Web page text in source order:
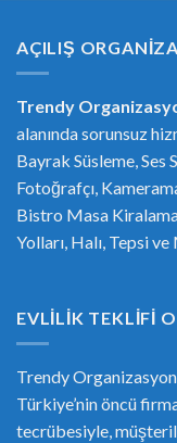
AÇILIŞ
Trendy
alanında sorunsuz
Bayrak Süsleme,
Fotoğrafçı,
Bistro Masa
Yolları, Halı, Tepsi
EVLILIK TEKLIFI
Trendy Organizasyon
Türkiye’nin öncü
tecrübesiyle,